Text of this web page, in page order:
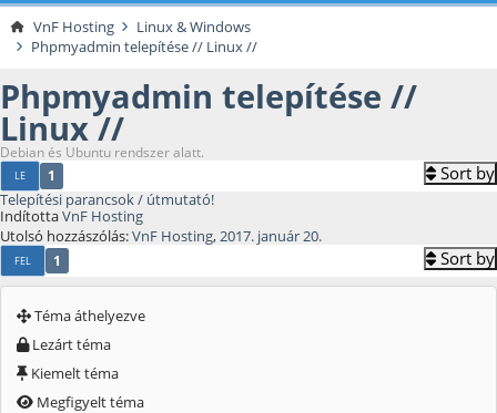
VnF Hosting
Linux & Windows
Phpmyadmin telepítése // Linux //
Phpmyadmin telepítése //
Linux //
Debian és Ubuntu rendszer alatt.
LE 1 Sort by
Telepítési parancsok / útmutató!
IndítottaVnF Hosting
Utolsó hozzászólás:VnF Hosting,2017. január 20.
FEL 1 Sort by
Téma áthelyezve
Lezárt téma
Kiemelt téma
Megfigyelt téma